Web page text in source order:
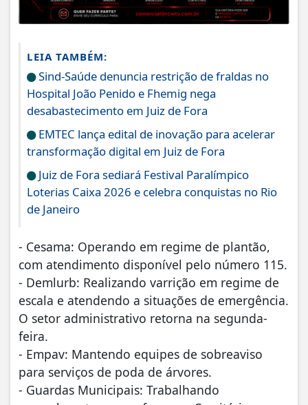
LEIA TAMBÉM:
Sind-Saúde denuncia restrição de fraldas no
Hospital João Penido e Fhemig nega
desabastecimento em Juiz de Fora
EMTEC lança edital de inovação para acelerar
transformação digital em Juiz de Fora
Juiz de Fora sediará Festival Paralímpico
Loterias Caixa 2026 e celebra conquistas no Rio
de Janeiro
- Cesama: Operando em regime de plantão,
com atendimento disponível pelo número 115.
- Demlurb: Realizando varrição em regime de
escala e atendendo a situações de emergência.
O setor administrativo retorna na segunda-
feira.
- Empav: Mantendo equipes de sobreaviso
para serviços de poda de árvores.
- Guardas Municipais: Trabalhando